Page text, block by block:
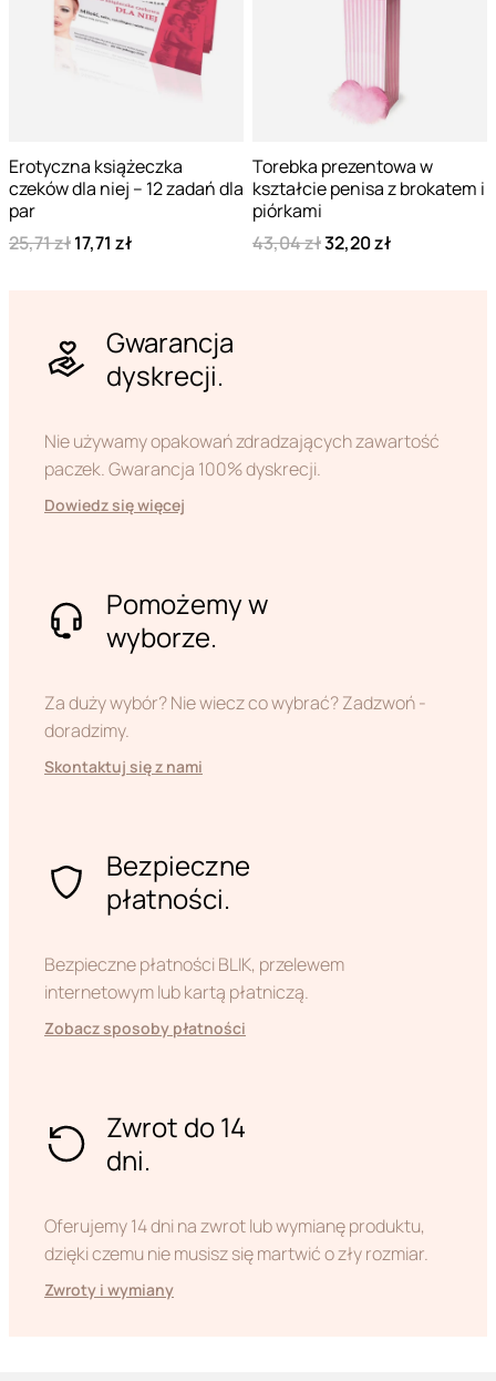
Erotyczna książeczka
czeków dla niej – 12 zadań dla
par
25,71 zł17,71 zł
Torebka prezentowa w
kształcie penisa z brokatem i
piórkami
43,04 zł32,20 zł
Gwarancja
dyskrecji.
Nie używamy opakowań zdradzających zawartość
paczek. Gwarancja 100% dyskrecji.
Dowiedz się więcej
Pomożemy w
wyborze.
Za duży wybór? Nie wiecz co wybrać? Zadzwoń -
doradzimy.
Skontaktuj się z nami
Bezpieczne
płatności.
Bezpieczne płatności BLIK, przelewem
internetowym lub kartą płatniczą.
Zobacz sposoby płatności
Zwrot do 14
dni.
Oferujemy 14 dni na zwrot lub wymianę produktu,
dzięki czemu nie musisz się martwić o zły rozmiar.
Zwroty i wymiany